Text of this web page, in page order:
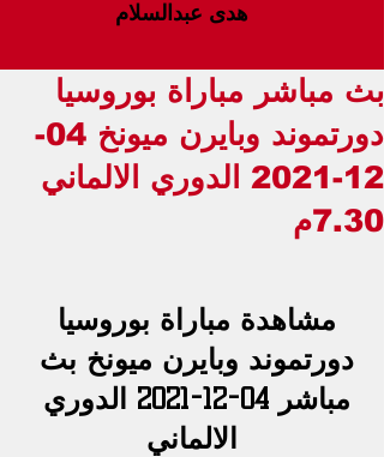
هدى عبدالسلام
بث مباشر مباراة بوروسيا
دورتموند وبايرن ميونخ 04-
12-2021 الدوري الالماني
7.30م
مشاهدة مباراة بوروسيا
دورتموند وبايرن ميونخ بث
مباشر 04-12-2021 الدوري
الالماني